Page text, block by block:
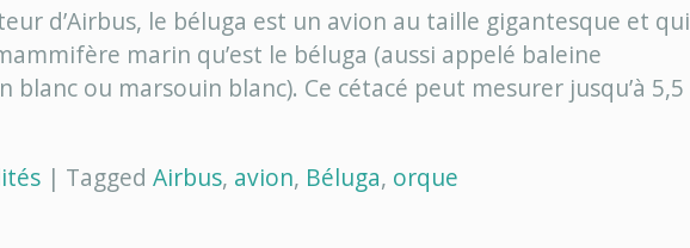
béluga
déguisé
en
d’Airbus, le béluga est un avion au taille gigantesque et qui
marin qu’est le béluga (aussi appelé baleine
blanc ou marsouin blanc). Ce cétacé peut mesurer jusqu’à 5,5
| Tagged Airbus, avion, Béluga, orque